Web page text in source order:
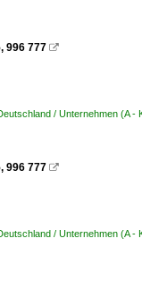
996 777 
/ Unternehmen (A -
996 777 
/ Unternehmen (A -